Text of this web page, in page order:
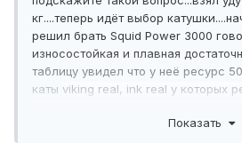
кг....теперь идёт выбор
решил брать Squid Power 3000
износостойкая и плавная
таблицу увидел что у неё ресурс
каты viking real, ink real у которых
200% с неплохим оставшимся
Показать